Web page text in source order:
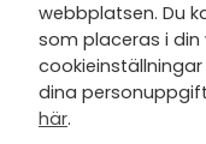
webbplatsen. Du
som placeras i
dina
här.